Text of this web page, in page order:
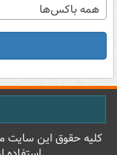
همه باکس‌ها
کليه حقوق اين سايت